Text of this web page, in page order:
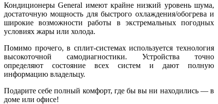
Кондиционеры General имеют крайне низкий уровень шума,
достаточную мощность для быстрого охлаждения/обогрева и
широкие возможности работы в экстремальных погодных
условиях жары или холода.
Помимо прочего, в сплит-системах используется технология
высокоточной самодиагностики. Устройства точно
определяют состояние всех систем и дают полную
информацию владельцу.
Подарите себе полный комфорт, где бы вы ни находились — в
доме или офисе!